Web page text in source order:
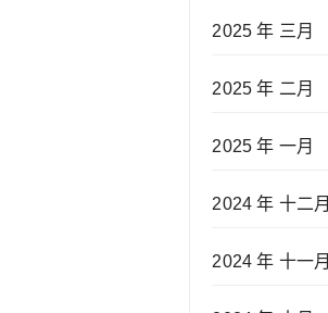
2025 年 三月
2025 年 二月
2025 年 一月
2024 年 十二月
2024 年 十一月